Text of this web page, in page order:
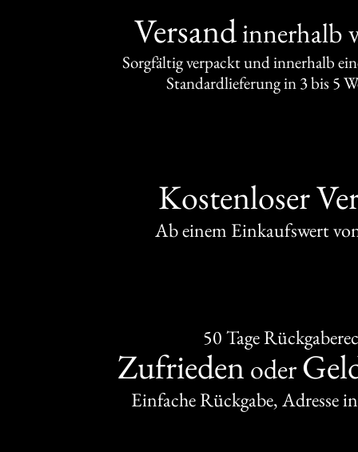
Versandinnerhalb
Sorgfältig verpackt und innerhalb
Standardlieferung in 3 bis 5
Kostenloser
Ab einem Einkaufswert
50 Tage
Zufrieden oder
Einfache Rückgabe, Adresse